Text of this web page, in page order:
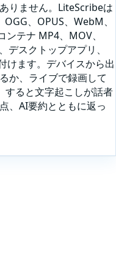
りません。LiteScribeは
、OPUS、WebM、
ンテナ MP4、MOV、
デスクトップアプリ、
けます。デバイスから出
か、 ライブで録画して
すると文字起こしが話者
、AI要約とともに返っ